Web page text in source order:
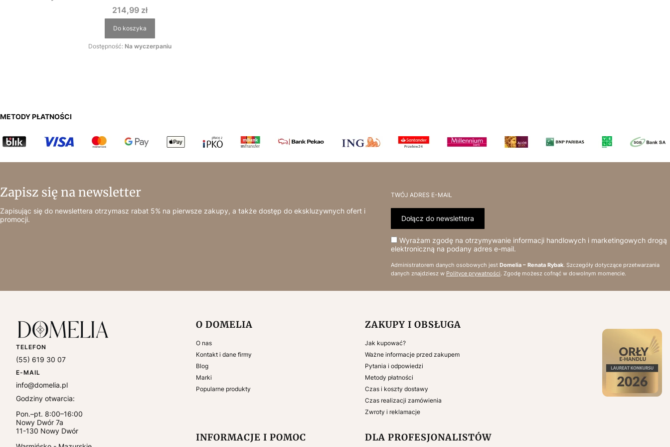
Cena
214,99 zł
Do koszyka
Dostępność: Na wyczerpaniu
METODY PŁATNOŚCI
Zapisz się na newsletter
Zapisując się do newslettera otrzymasz rabat 5% na pierwsze zakupy, a także dostęp do ekskluzywnych ofert i
promocji.
TWÓJ ADRES E-MAIL
Dołącz do newslettera
Wyrażam zgodę na otrzymywanie informacji handlowych i marketingowych drogą
elektroniczną na podany adres e-mail.
Administratorem danych osobowych jest Domelia – Renata Rybak. Szczegóły dotyczące przetwarzania
danych znajdziesz w Polityce prywatności. Zgodę możesz cofnąć w dowolnym momencie.
TELEFON
(55) 619 30 07
E-MAIL
info@domelia.pl
Godziny otwarcia:
Pon.–pt. 8:00–16:00
Nowy Dwór 7a
11-130 Nowy Dwór
Linki w stopce
O DOMELIA
O nas
Kontakt i dane firmy
Blog
Marki
Popularne produkty
ZAKUPY I OBSŁUGA
Jak kupować?
Ważne informacje przed zakupem
Pytania i odpowiedzi
Metody płatności
Czas i koszty dostawy
Czas realizacji zamówienia
Zwroty i reklamacje
INFORMACJE I POMOC DLA PROFESJONALISTÓW